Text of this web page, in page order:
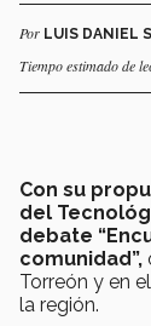
Por LUIS DANIEL
Tiempo estimado de
Con su
del
debate
comunidad”,
Torreón y en
la región.